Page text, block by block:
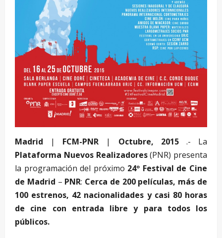
Madrid | FCM-PNR | Octubre, 2015.- La
Plataforma Nuevos Realizadores(PNR) presenta
la programación del próximo 24º Festival de Cine
de Madrid – PNR: Cerca de 200 películas, más de
100 estrenos, 42 nacionalidades y casi 80 horas
de cine con entrada libre y para todos los
públicos.